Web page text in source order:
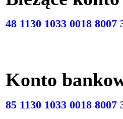
48 1130 1033 0018 8007
Konto
85 1130 1033 0018 8007